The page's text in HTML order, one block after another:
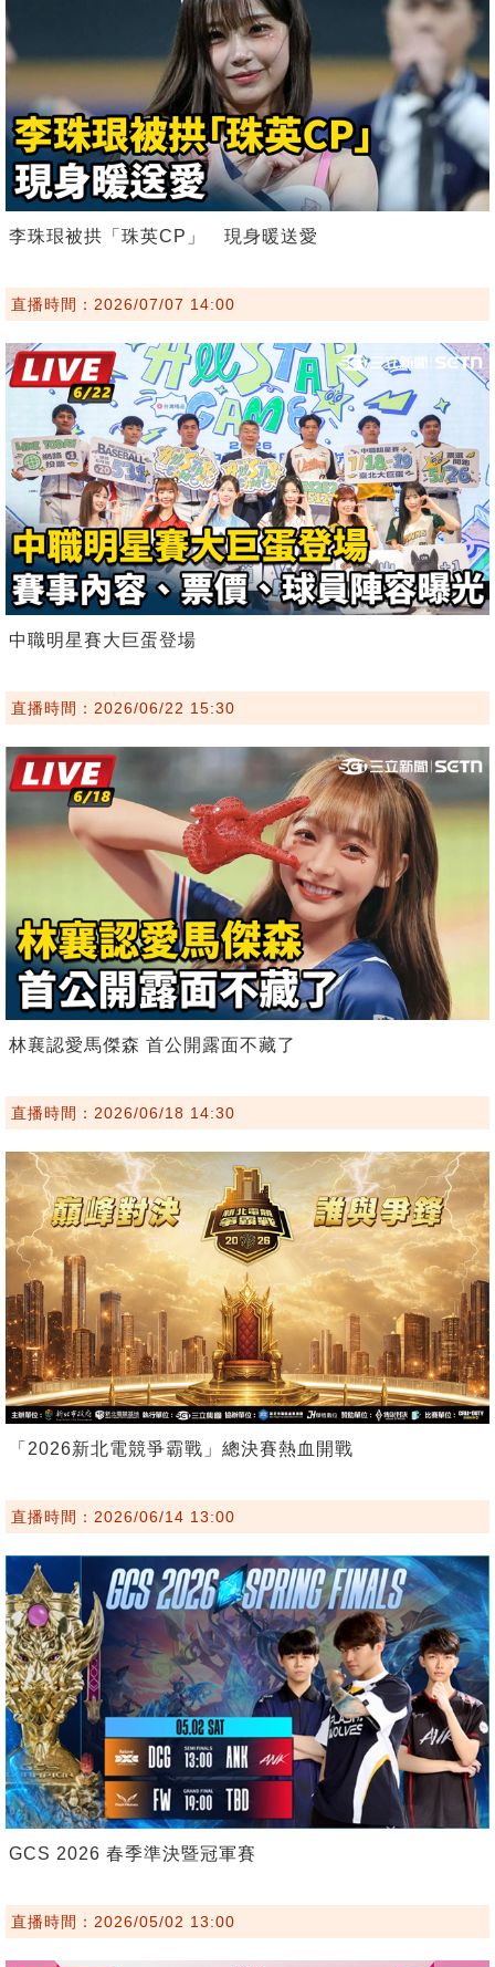
李珠珢被拱「珠英CP」 現身暖送愛
直播時間：2026/07/07 14:00
中職明星賽大巨蛋登場
直播時間：2026/06/22 15:30
林襄認愛馬傑森 首公開露面不藏了
直播時間：2026/06/18 14:30
「2026新北電競爭霸戰」總決賽熱血開戰
直播時間：2026/06/14 13:00
GCS 2026 春季準決暨冠軍賽
直播時間：2026/05/02 13:00